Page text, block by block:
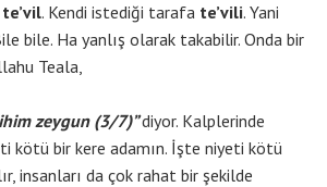
te’vil. Kendi istediği tarafa te’vili. Yani
bile. Ha yanlış olarak takabilir. Onda bir
Teala,
zeygun (3/7)”diyor. Kalplerinde
kötü bir kere adamın. İşte niyeti kötü
insanları da çok rahat bir şekilde